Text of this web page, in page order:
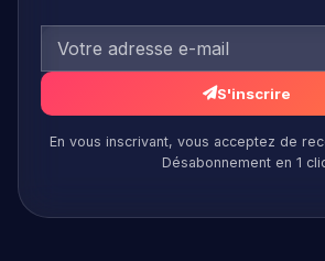
Désabonnement en 1 clic.